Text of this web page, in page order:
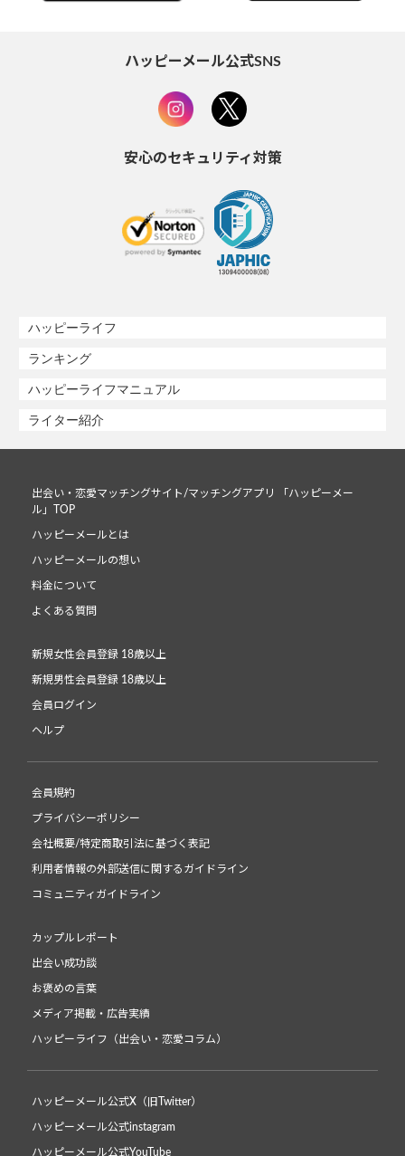
ハッピーメール公式SNS
安心のセキュリティ対策
ハッピーライフ
ランキング
ハッピーライフマニュアル
ライター紹介
出会い・恋愛マッチングサイト/マッチングアプリ 「ハッピーメー
ル」TOP
ハッピーメールとは
ハッピーメールの想い
料金について
よくある質問
新規女性会員登録 18歳以上
新規男性会員登録 18歳以上
会員ログイン
ヘルプ
会員規約
プライバシーポリシー
会社概要/特定商取引法に基づく表記
利用者情報の外部送信に関するガイドライン
コミュニティガイドライン
カップルレポート
出会い成功談
お褒めの言葉
メディア掲載・広告実績
ハッピーライフ（出会い・恋愛コラム）
ハッピーメール公式X（旧Twitter）
ハッピーメール公式instagram
ハッピーメール公式YouTube